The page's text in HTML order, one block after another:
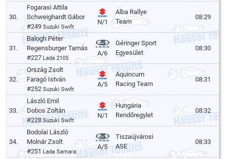
30.
Fogarasi Attila
Schweighardt Gábor
#249Suzuki Swift
N/1
Alba Rallye
Team
08:29
31.
Balogh Péter
Regensburger Tamás
#227 Lada 2105
A/6
Géringer Sport
Egyesület
08:30
32.
Ország Zsolt
Faragó István
#252Suzuki Swift
A/5
Aquincum
Racing Team
08:31
33.
László Emil
Dobos Zoltán
#228Suzuki Swift
N/1
Hungária
Rendőregylet
08:32
34.
Bodolai László
Molnár Zsolt
#251Lada Samara
A/5
Tiszaújvárosi
ASE
08:33